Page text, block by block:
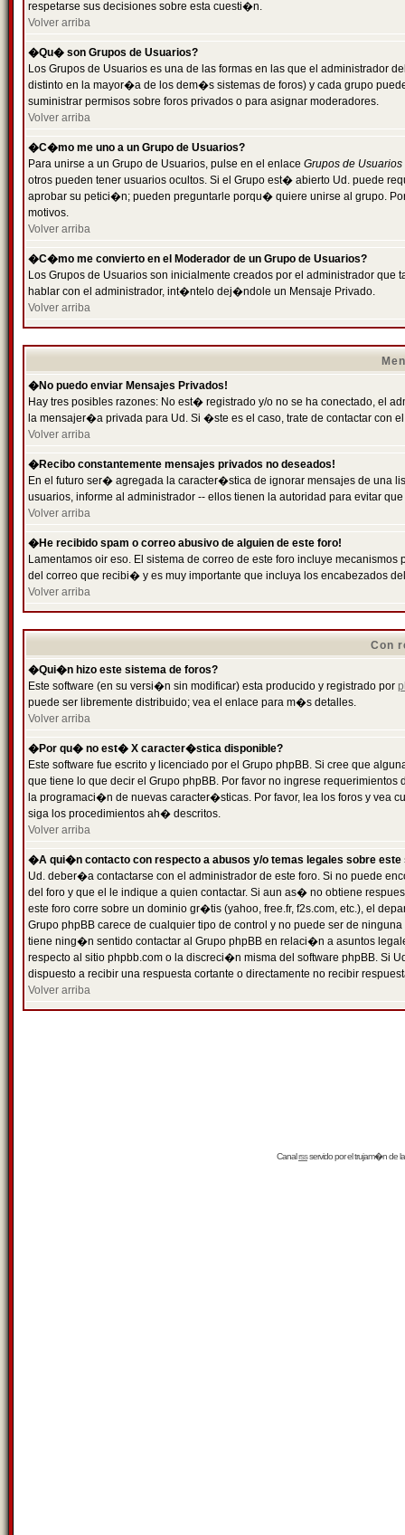
respetarse sus decisiones sobre esta cuesti�n.
Volver arriba
�Qu� son Grupos de Usuarios?
Los Grupos de Usuarios es una de las formas en las que el administrador
distinto en la mayor�a de los dem�s sistemas de foros) y cada grupo
suministrar permisos sobre foros privados o para asignar moderadores.
Volver arriba
�C�mo me uno a un Grupo de Usuarios?
Para unirse a un Grupo de Usuarios, pulse en el enlace Grupos de Usuarios
otros pueden tener usuarios ocultos. Si el Grupo est� abierto Ud. puede
aprobar su petici�n; pueden preguntarle porqu� quiere unirse al grupo.
motivos.
Volver arriba
�C�mo me convierto en el Moderador de un Grupo de Usuarios?
Los Grupos de Usuarios son inicialmente creados por el administrador
hablar con el administrador, int�ntelo dej�ndole un Mensaje Privado.
Volver arriba
�No puedo enviar Mensajes Privados!
Hay tres posibles razones: No est� registrado y/o no se ha conectado, el
la mensajer�a privada para Ud. Si �ste es el caso, trate de contactar con
Volver arriba
�Recibo constantemente mensajes privados no deseados!
En el futuro ser� agregada la caracter�stica de ignorar mensajes de una
usuarios, informe al administrador -- ellos tienen la autoridad para evitar
Volver arriba
�He recibido spam o correo abusivo de alguien de este foro!
Lamentamos oir eso. El sistema de correo de este foro incluye
del correo que recibi� y es muy importante que incluya los encabezados
Volver arriba
Con
�Qui�n hizo este sistema de foros?
Este software (en su versi�n sin modificar) esta producido y registrado por
puede ser libremente distribuido; vea el enlace para m�s detalles.
Volver arriba
�Por qu� no est� X caracter�stica disponible?
Este software fue escrito y licenciado por el Grupo phpBB. Si cree que
que tiene lo que decir el Grupo phpBB. Por favor no ingrese
la programaci�n de nuevas caracter�sticas. Por favor, lea los foros y vea
siga los procedimientos ah� descritos.
Volver arriba
�A qui�n contacto con respecto a abusos y/o temas legales sobre este
Ud. deber�a contactarse con el administrador de este foro. Si no puede
del foro y que el le indique a quien contactar. Si aun as� no obtiene
este foro corre sobre un dominio gr�tis (yahoo, free.fr, f2s.com, etc.), el
Grupo phpBB carece de cualquier tipo de control y no puede ser de
tiene ning�n sentido contactar al Grupo phpBB en relaci�n a asuntos
respecto al sitio phpbb.com o la discreci�n misma del software phpBB. Si
dispuesto a recibir una respuesta cortante o directamente no recibir
Volver arriba
Canalrssservido por eltrujam�nde